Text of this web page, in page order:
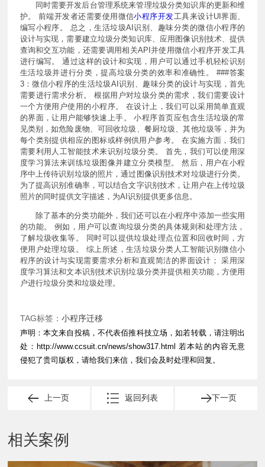
同时需要开发后台管理系统来管理垃圾分类知识库的更新和维
护。 前端开发者还需要使用微信小程序开发工具来设计UI界面、
编写小程序。 总之，生活垃圾AI识别、趣味分类的微信小程序的
设计与实现，需要建立垃圾分类知识库、应用图像识别技术、提供
查询和交互功能，还需要调用相关API并使用微信小程序开发工具
进行编写。 通过这样的设计和实现，用户可以通过手机轻松识别
生活垃圾并进行分类，提高垃圾分类的效率和准确性。 ###答案
3：微信小程序的生活垃圾AI识别、趣味分类的设计与实现，首先
需要进行需求分析。 根据用户对垃圾分类的需求，我们需要设计
一个方便用户使用的小程序。 在设计上，我们可以采用简单直观
的界面，让用户能够快速上手。 小程序首页应包含生活垃圾的常
见类别，如危险废物、可回收垃圾、餐厨垃圾、其他垃圾等，并为
每个类别提供相应的图标或样例供用户参考。 在实施方面，我们
需要利用人工智能技术来识别垃圾分类。 首先，我们可以使用深
度学习算法来训练垃圾图像并建立分类模型。 然后，用户在小程
序中上传待识别垃圾的照片，通过图像识别技术对垃圾进行分类。
为了提高识别准确率，可以结合文字识别技术，让用户在上传垃圾
照片的同时提供文字描述，为AI识别提供更多信息。
除了基本的分类功能外，我们还可以在小程序中添加一些实用
的功能。 例如，用户可以查询垃圾分类的具体规则和处理方法，
了解垃圾收集等。 同时可以提供垃圾处理点位置和回收时间，方
便用户处理垃圾。 综上所述，生活垃圾分类人工智能识别微信小
程序的设计与实现需要需求分析和直观简洁的界面设计； 采用深
度学习算法和文本识别技术识别垃圾分类并提供相关功能，方便用
户进行垃圾分类和垃圾处理。
TAG标签： 小程序迁移
声明：本文来自投稿，不代表佰推科技立场，如若转载，请注明出
处： http://www.ccsuit.cn/news/show317.html 若本站的内容无意
侵犯了贵司版权，请给我们来信，我们会及时处理和回复。
上一页 下一页
返回列表
相关案例